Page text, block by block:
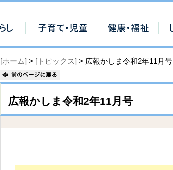
[ホーム] > [トピックス] > 広報かしま令和2年11月号
広報かしま令和2年11月号